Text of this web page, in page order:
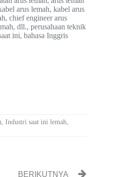
arus lemah, kabel arus
chief engineer arus
dll., perusahaan teknik
ini, bahasa Inggris
,Industri saat ini lemah,
BERIKUTNYA